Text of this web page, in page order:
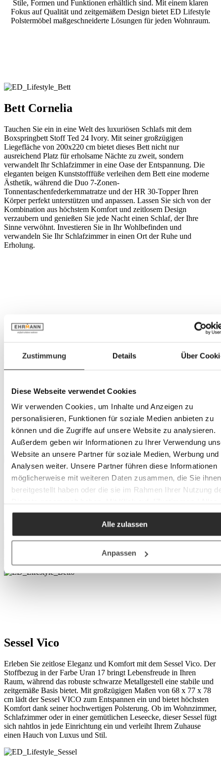
Zustimmung Details Über
Diese Webseite verwendet Cookies
Wir verwenden Cookies, um Inhalte und Anzeigen zu
personalisieren, Funktionen für soziale Medien anbieten zu
können und die Zugriffe auf unsere Website zu analysieren.
Außerdem geben wir Informationen zu Ihrer Verwendung
Website an unsere Partner für soziale Medien, Werbung und
Analysen weiter. Unsere Partner führen diese Informationen
möglicherweise mit weiteren Daten zusammen, die Sie ihnen
bereitgestellt haben oder die sie im Rahmen Ihrer Nutzung
akzeptieren / etc.]“ erteilen Sie Ihre Einwilligung auch in die
Weitergabe über Ihr Verhalten in unserem Shop an unseren
Partner, die shopware AG (Ebbinghoff 10, 48624
Deutschland), die diese Daten Ihnen nicht persönlich
Produktverbesserungen, Marktverhaltensanalysen)
Alle zulassen
Anpassen
Stile, Formen und Funktionen erhältlich sind. Mit einem klaren
Fokus auf Qualität und zeitgemäßem Design bietet ED Lifestyle
Polstermöbel maßgeschneiderte Lösungen für jeden Wohnraum.
Bett Cornelia
Tauchen Sie ein in eine Welt des luxuriösen Schlafs mit dem
Boxspringbett Stoff Ted 24 Ivory. Mit seiner großzügigen
Liegefläche von 200x220 cm bietet dieses Bett nicht nur
ausreichend Platz für erholsame Nächte zu zweit, sondern
verwandelt Ihr Schlafzimmer in eine Oase der Entspannung. Die
eleganten beigen Kunststofffüße verleihen dem Bett eine moderne
Ästhetik, während die Duo 7-Zonen-
Tonnentaschenfederkernmatratze und der HR 30-Topper Ihren
Körper perfekt unterstützen und anpassen. Lassen Sie sich von der
Kombination aus höchstem Komfort und zeitlosem Design
verzaubern und genießen Sie jede Nacht einen Schlaf, der Ihre
Sinne verwöhnt. Investieren Sie in Ihr Wohlbefinden und
verwandeln Sie Ihr Schlafzimmer in einen Ort der Ruhe und
Erholung.
Sofa Como
Funktionalität verzaubern und verwandeln Sie Ihr Wohnzimmer in
eine luxuriöse Wohlfühloase mit dem Sofa Como. Der stilvolle
Stoffbezug in warmem Taupe schafft eine einladende Atmosphäre
großzügigen Maßen von 278 x 89 x 218 cm bietet das Sofa reichlich
hochwertigen Holzfüße aus Eiche verleihen dem Sofa nicht nur
Stabilität, sondern auch eine natürliche Eleganz. Ein besonderes
Highlight ist die integrierte Schlaffunktion, die es Ihnen ermöglicht,
im Handumdrehen eine komfortable Schlafgelegenheit für Gäste zu
schaffen.
Sessel Vico
Erleben Sie zeitlose Eleganz und Komfort mit dem Sessel Vico. Der
Stoffbezug in der Farbe Uran 17 bringt Lebensfreude in Ihren
Raum, während das robuste schwarze Metallgestell eine stabile und
zeitgemäße Basis bietet. Mit großzügigen Maßen von 68 x 77 x 78
cm lädt der Sessel VICO zum Entspannen ein und bietet höchsten
Komfort dank seiner hochwertigen Polsterung. Ob im Wohnzimmer,
Schlafzimmer oder in einer gemütlichen Leseecke, dieser Sessel fügt
sich nahtlos in jede Einrichtung ein und verleiht Ihrem Zuhause
einen Hauch von Luxus und Stil.